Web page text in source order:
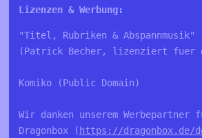
Lizenzen & Werbung:
"Titel, Rubriken & Abspannmusik"
(Patrick Becher, lizenziert fuer
Komiko (Public Domain)
Wir danken unserem
Dragonbox (https://dragonbox.de/